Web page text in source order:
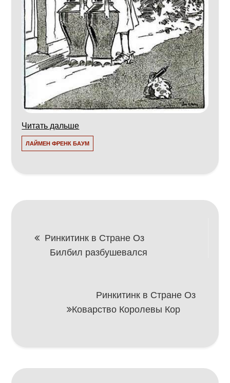
Читать дальше
ЛАЙМЕН ФРЕНК БАУМ
Навигация
Ринкитинк в Стране Оз
Билбил разбушевался
Ринкитинк в Стране Оз
Коварство Королевы Кор